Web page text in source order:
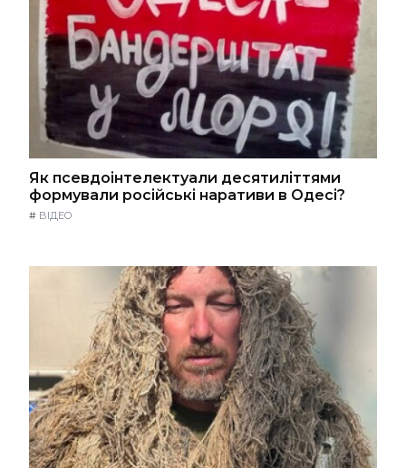
Як псевдоінтелектуали десятиліттями
формували російські наративи в Одесі?
# ВІДЕО